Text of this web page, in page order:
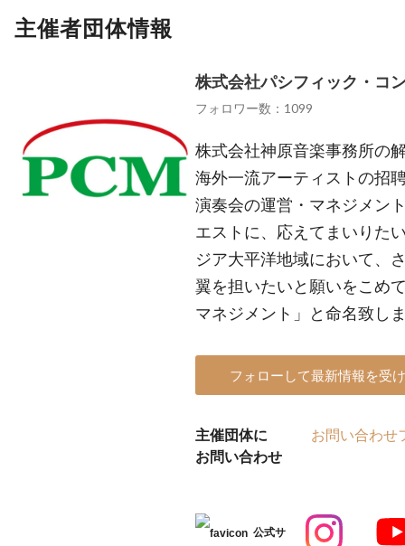
主催者団体情報
株式会社パシフィック・コ
フォロワー数：1099
株式会社神原音楽事務所の
海外一流アーティストの招
演奏会の運営・マネジメン
エストに、応えてまいりた
ジア大平洋地域において、
翼を担いたいと願いをこめ
マネジメント」と命名致し
フォローして最新情報を受
主催団体に
お問い合わせ
お問い合わせ
公式サ